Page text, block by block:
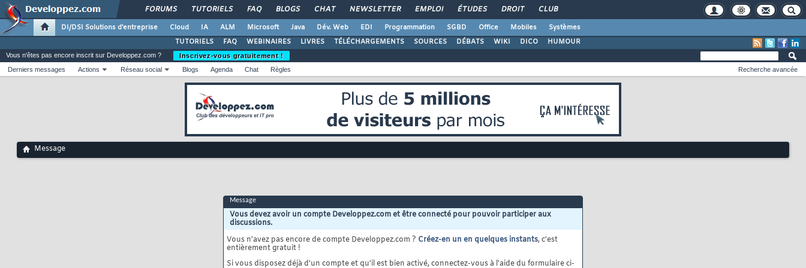
FORUMS TUTORIELS FAQ BLOGS CHAT NEWSLETTER EMPLOI ÉTUDES DROIT CLUB
DI/DSI Solutions d'entreprise Cloud IA ALM Microsoft Java Dév. Web EDI Programmation SGBD Office Mobiles
Systèmes
TUTORIELS
FAQ WEBINAIRES LIVRES TÉLÉCHARGEMENTS SOURCES DÉBATS WIKI DICO HUMOUR
Vous n'êtes pas encore inscrit sur Developpez.com ?
Inscrivez-vous gratuitement !
Derniers messages
Actions Réseau social Blogs Agenda Chat Règles Recherche avancée
Message
Message
Vous devez avoir un compte Developpez.com et être connecté pour pouvoir participer aux
discussions.
Vous n'avez pas encore de compte Developpez.com ? Créez-en un en quelques instants, c'est
entièrement gratuit !
Si vous disposez déjà d'un compte et qu'il est bien activé, connectez-vous à l'aide du formulaire ci-